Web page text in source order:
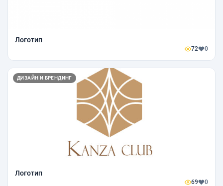
Логотип
72 0
ДИЗАЙН И БРЕНДИНГ
Логотип
69 0